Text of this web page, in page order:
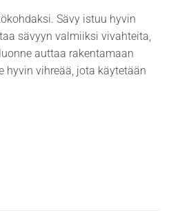
Sävy istuu hyvin
sävyyn valmiiksi vivahteita,
auttaa rakentamaan
hyvin vihreää, jota käytetään